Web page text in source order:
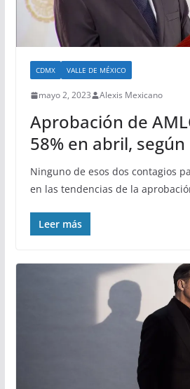
CDMX VALLE DE MÉXICO
mayo 2, 2023 Alexis Mexicano
Aprobación de
58% en abril, según
Ninguno de esos dos contagios
en las tendencias de la
Leer más